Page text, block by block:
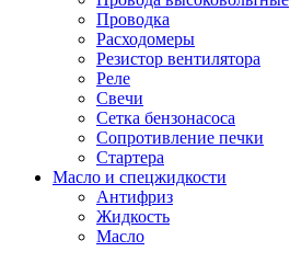
Проводка
Расходомеры
Резистор вентилятора
Реле
Свечи
Сетка бензонасоса
Сопротивление печки
Стартера
Масло и спецжидкости
Антифриз
Жидкость
Масло